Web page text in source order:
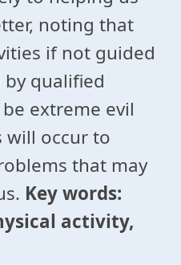
noting that
if not guided
qualified
extreme evil
will occur to
that may
Key words:
activity,